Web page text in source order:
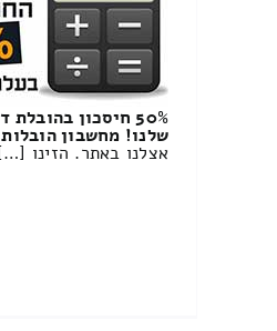
50% חיסכון
שלנו! מחשבון
אצלנו באתר. הזינו